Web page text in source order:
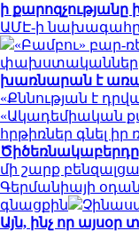
ի քարոզչությանը
ԱՄԷ-ի նախագահը
«Բամբու» բար-
խառնարան է
«Քննության է
«Ակադեմիական
հրթիռներ գնել
մի շարք
Գերմանիայի
գնացքին
Այն, ինչ որ